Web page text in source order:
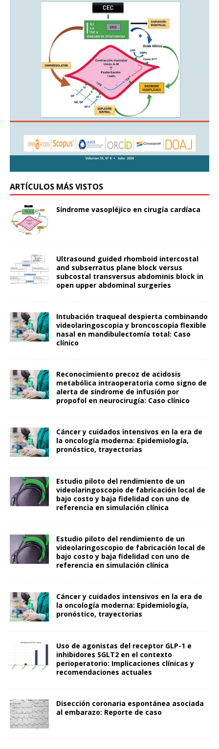
ARTÍCULOS MÁS VISTOS
Síndrome vasopléjico en cirugía cardíaca
Ultrasound guided rhomboid intercostal
and subserratus plane block versus
subcostal transversus abdominis block in
open upper abdominal surgeries
Intubación traqueal despierta combinando
videolaringoscopia y broncoscopia flexible
nasal en mandibulectomía total: Caso
clínico
Reconocimiento precoz de acidosis
metabólica intraoperatoria como signo de
alerta de síndrome de infusión por
propofol en neurocirugía: Caso clínico
Cáncer y cuidados intensivos en la era de
la oncología moderna: Epidemiología,
pronóstico, trayectorias
Estudio piloto del rendimiento de un
videolaringoscopio de fabricación local de
bajo costo y baja fidelidad con uno de
referencia en simulación clínica
Estudio piloto del rendimiento de un
videolaringoscopio de fabricación local de
bajo costo y baja fidelidad con uno de
referencia en simulación clínica
Cáncer y cuidados intensivos en la era de
la oncología moderna: Epidemiología,
pronóstico, trayectorias
Uso de agonistas del receptor GLP-1 e
inhibidores SGLT2 en el contexto
perioperatorio: Implicaciones clínicas y
recomendaciones actuales
Disección coronaria espontánea asociada
al embarazo: Reporte de caso